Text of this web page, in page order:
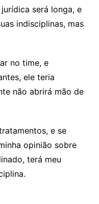
será longa, e
indisciplinas, mas
no time, e
ele teria
não abrirá mão de
e se
opinião sobre
terá meu